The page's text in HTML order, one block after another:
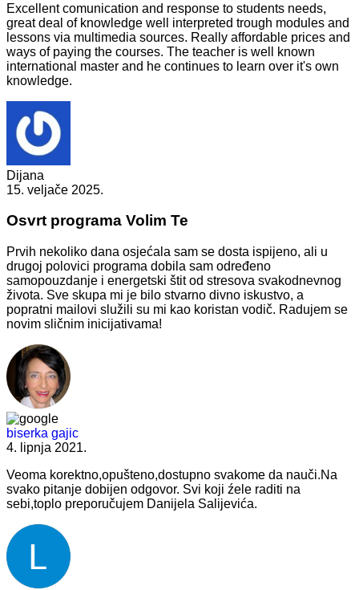
Excellent comunication and response to students needs,
great deal of knowledge well interpreted trough modules and
lessons via multimedia sources. Really affordable prices and
ways of paying the courses. The teacher is well known
international master and he continues to learn over it's own
knowledge.
Dijana
15. veljače 2025.
Osvrt programa Volim Te
Prvih nekoliko dana osjećala sam se dosta ispijeno, ali u
drugoj polovici programa dobila sam određeno
samopouzdanje i energetski štit od stresova svakodnevnog
života. Sve skupa mi je bilo stvarno divno iskustvo, a
popratni mailovi služili su mi kao koristan vodič. Radujem se
novim sličnim inicijativama!
biserka gajic
4. lipnja 2021.
Veoma korektno,opušteno,dostupno svakome da nauči.Na
svako pitanje dobijen odgovor. Svi koji źele raditi na
sebi,toplo preporučujem Danijela Salijevića.